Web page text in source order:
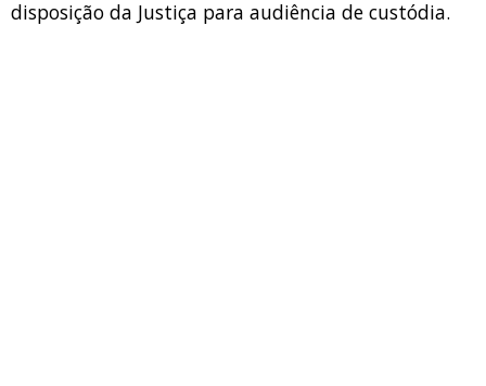
disposição da Justiça para audiência de custódia.